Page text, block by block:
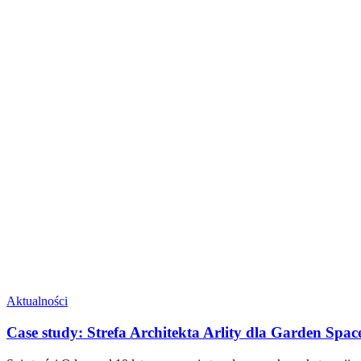
Aktualności
Case study: Strefa Architekta Arlity dla Garden